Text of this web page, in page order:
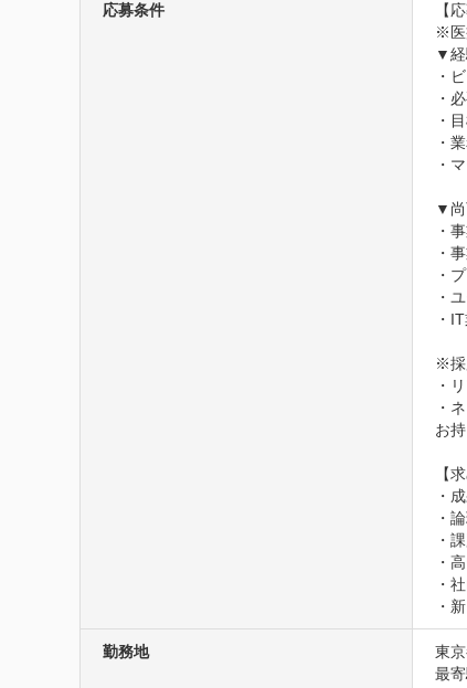
応募条件
【
※医
▼
・
・
・
・
・
▼
・
・
・
・
・
※採
・
・
お
【
・
・
・
・
・
・
勤務地
東
最